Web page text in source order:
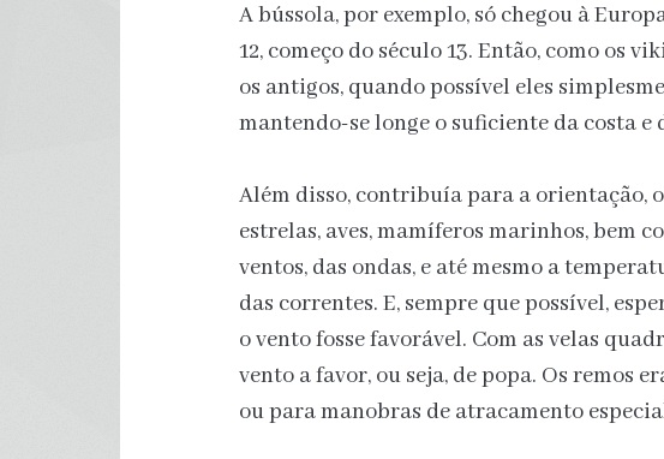
A bússola, por exemplo, só chegou à
12, começo do século 13. Então, como os
os antigos, quando possível eles
mantendo-se longe o suficiente da costa e
Além disso, contribuía para a orientação,
estrelas, aves, mamíferos marinhos, bem
ventos, das ondas, e até mesmo a
das correntes. E, sempre que possível,
o vento fosse favorável. Com as velas
vento a favor, ou seja, de popa. Os remos
ou para manobras de atracamento